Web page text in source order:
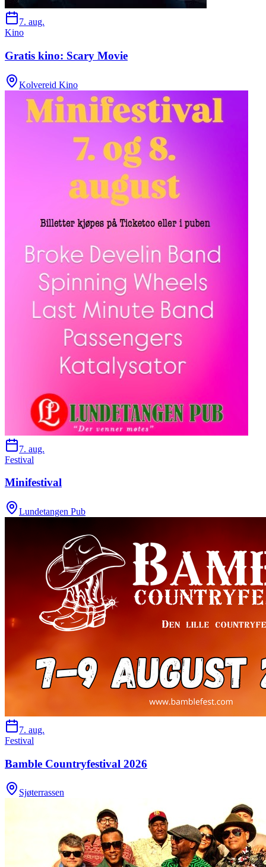
7. aug.
Kino
Gratis kino: Scary Movie
Kolvereid Kino
7. aug.
Festival
Minifestival
Lundetangen Pub
7. aug.
Festival
Bamble Countryfestival 2026
Sjøterrassen